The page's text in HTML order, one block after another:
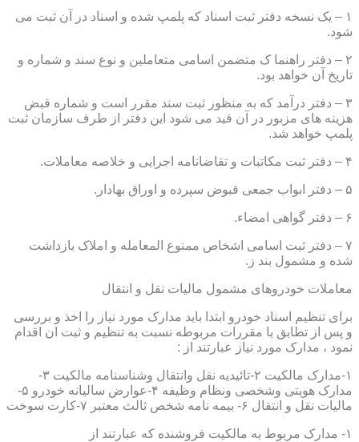
۱ – یک نسخه دفتر ثبت اسناد که پلمپ شده و اسناد در آن ثبت می
شود.
۲ – دفتر راهنما ک متضمن اسامی متعاملین و نوع سند و شماره و
تاریخ آن خواهد بود.
۳ – دفتر درآمد که به منظور ثبت سند مقرر است و شماره قبض
هزینه های مزبور در آن قید می شود این دفتر از طرف سازمان ثبت
پلمپ خواهد شد.
۴ – دفتر ثبت مکاتبات و تقاضانامه اجرایی و خلاصه معاملات.
۵ – دفتر ابواب جمعی قبوض سپرده و اوراق بهادار.
۶ – دفتر گواهی امضاء.
۷ – دفتر ثبت اسامی اشخاص ممنوع المعامله و املاک بازداشت
شده و مشمول بند ز.
معاملات خودروهای مشمول مالیات نقل و انتقال
برای تنظیم اسناد خودرو ابتدا باید مدارک مورد نیاز را اخذ و بررسی
و پس از تطابق با مقررات مربوطه نسبت به تنظیم و ثبت ان اقدام
نمود ، مدارک مورد نیاز عبارتند از :
۱-مدارک مالکیت ۲-تائیدیه نقل وانتقال وشناسنامه مالکیت ۳-
مدارک هویتی وشخصی ونظام وظیفه ۴-عوارض سالیانه خودرو ۵-
مالیات نقل و انتقال ۶- بیمه نامه شخص ثالث معتبر ۷-کارت سوخت
۱- مدارک مربوط به مالکیت فروشنده که عبارتند از